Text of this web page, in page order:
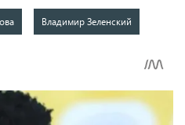
Владимир Зеленский